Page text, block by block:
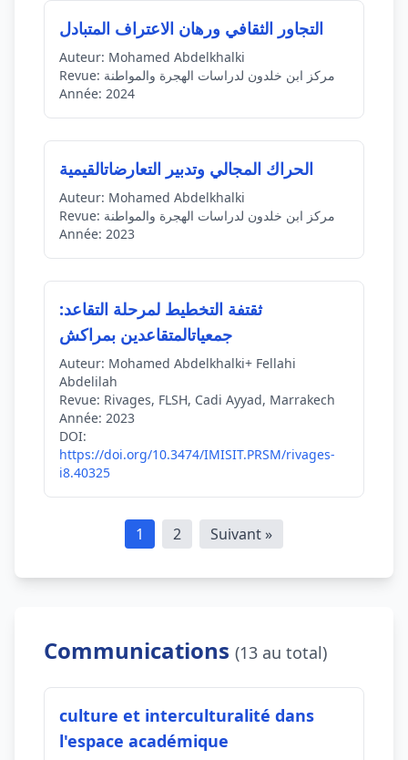
التجاور الثقافي ورهان الاعتراف المتبادل
Auteur: Mohamed Abdelkhalki
Revue: مركز ابن خلدون لدراسات الهجرة والمواطنة
Année: 2024
الحراك المجالي وتدبير التعارضاتالقيمية
Auteur: Mohamed Abdelkhalki
Revue: مركز ابن خلدون لدراسات الهجرة والمواطنة
Année: 2023
ثقتفة التخطيط لمرحلة التقاعد:
جمعياتالمتقاعدين بمراكش
Auteur: Mohamed Abdelkhalki+ Fellahi
Abdelilah
Revue: Rivages, FLSH, Cadi Ayyad, Marrakech
Année: 2023
DOI:
https://doi.org/10.3474/IMISIT.PRSM/rivages-
i8.40325
1 2 Suivant »
Communications (13 au total)
culture et interculturalité dans
l'espace académique